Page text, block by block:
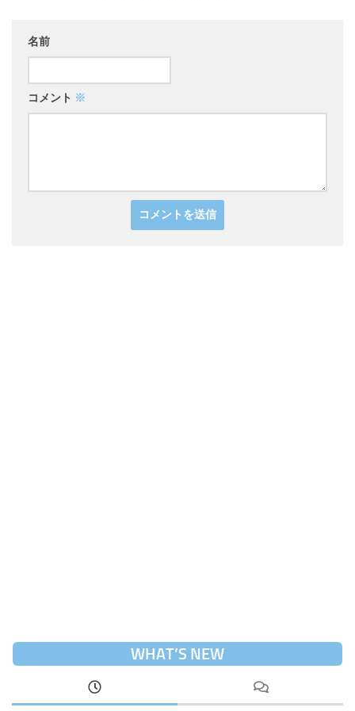
名前
コメント ※
WHAT’S NEW